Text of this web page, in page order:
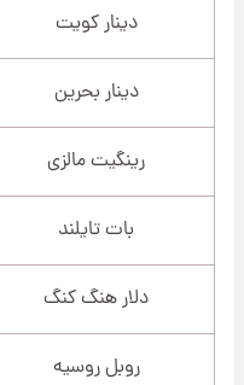
دینار کویت
دینار بحرین
رینگیت مالزی
بات تایلند
دلار هنگ کنگ
روبل روسیه